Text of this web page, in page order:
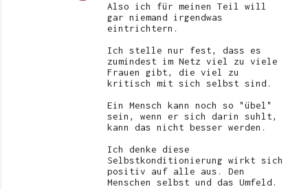
Also ich für meinen Teil will
gar niemand irgendwas
eintrichtern.
Ich stelle nur fest, dass es
zumindest im Netz viel zu viele
Frauen gibt, die viel zu
kritisch mit sich selbst sind.
Ein Mensch kann noch so "übel"
sein, wenn er sich darin suhlt,
kann das nicht besser werden.
Ich denke diese
Selbstkonditionierung wirkt sich
positiv auf alle aus. Den
Menschen selbst und das Umfeld.